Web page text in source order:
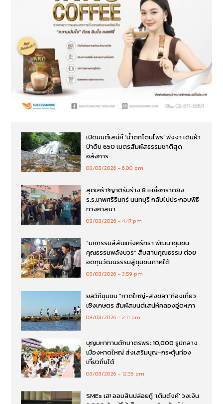
เปิดมนต์เสน่ห์ ‘น้ำตกโตนไพร’ พังงา เดินฝ่า
ป่าดิบ 650 เมตรสัมผัสธรรมชาติสุด
อลังการ
08/08/2026 6:00 pm
สุดเศร้า!ญาติรับร่าง 8 เหยื่อกราดยิง
ร.ร.เทพศริรินทร์ นนทบุรี กลับไปประกอบพิธี
ทางศาสนา
08/08/2026 4:47 pm
“มหกรรมสีสันแห่งศรัทธา พัฒนาชุมชน
คุณธรรมพลังบวร” สืบสานคุณธรรม ต่อย
อดทุนวัฒนธรรมสู่ชุมชนภาคใต้
08/08/2026 3:59 pm
ยลวิถีชุมชน “หาดใหญ่-สงขลา”ท่องเที่ยว
เชิงเกษตร สัมผัสมนต์เสน่ห์คลองอู่ตะเภา
08/08/2026 2:11 pm
บุญมหาทานตักบาตรพระ 10,000 รูปกลาง
เมืองหาดใหญ่ ส่งเสริมบุญ-กระตุ้นท่อง
เที่ยวถิ่นใต้
08/08/2026 12:36 pm
SMEs เฮ! ออมสินปล่อยกู้ ‘เติมตังค์’ วงเงิน